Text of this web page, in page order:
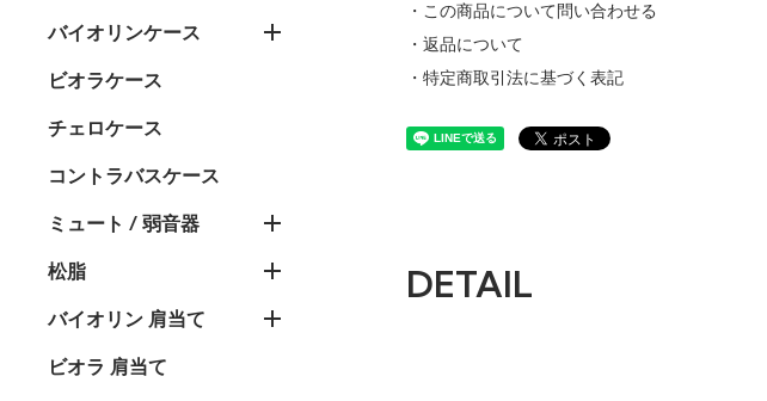
バイオリンケース
ビオラケース
チェロケース
コントラバスケース
ミュート / 弱音器
松脂
バイオリン 肩当て
ビオラ 肩当て
・この商品について問い合わせる
・返品について
・特定商取引法に基づく表記
DETAIL